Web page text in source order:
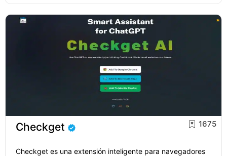
Checkget 1675
Checkget es una extensión inteligente para navegadores